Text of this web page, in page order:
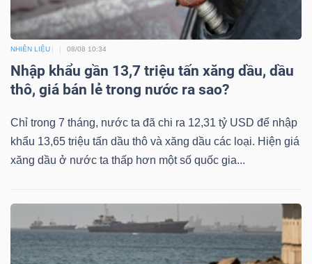
NHIÊN LIỆU 08/08 10:34
Nhập khẩu gần 13,7 triệu tấn xăng dầu, dầu
thô, giá bán lẻ trong nước ra sao?
Chỉ trong 7 tháng, nước ta đã chi ra 12,31 tỷ USD để nhập
khẩu 13,65 triệu tấn dầu thô và xăng dầu các loại. Hiện giá
xăng dầu ở nước ta thấp hơn một số quốc gia...
BẤT
ĐỘNG
Mã
chứng
(-)
Tất cả Cổ phiếu Chỉ số Chứng chỉ quỹ Chứng